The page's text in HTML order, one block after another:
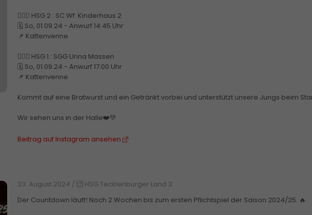
🤾🏼‍♂️ HSG 2 : SC Wf. Kinderhaus 2
🗓️ So, 01.09.24 - Anwurf 14:45 Uhr
📌 Kattenvenne
🤾🏼‍♂️ HSG 1 : SGG Unna Massen
🗓️ So, 01.09.24 - Anwurf 17:00 Uhr
📌 Kattenvenne
Kommt auf eine Bratwurst und ein Getränkt vorbei und unterstützt unsere Jungs beim
Wir sehen uns in der Halle❤️💚
Beitrag auf Instagram ansehen
23. August 2024 /
HSG Tecklenburger Land 3
Der Countdown läuft! Noch 2 Wochen bis zum ersten Pflichtspiel der Saison 2024/25. 🔥